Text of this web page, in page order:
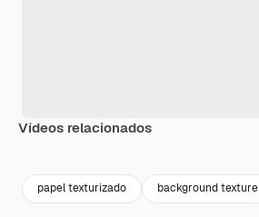
Vídeos relacionados
papel texturizado background texture